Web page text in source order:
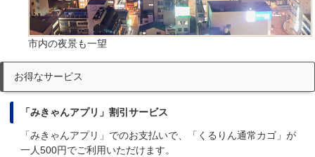
市内の夜景も一望
お得なサービス
「みきゃんアプリ」割引サービス
「みきゃんアプリ」でのお支払いで、「くるりん通常カゴ」が
一人500円でご利用いただけます。